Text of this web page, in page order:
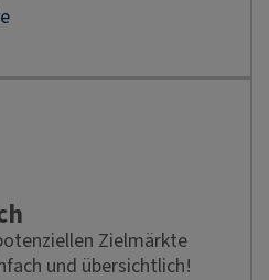
Zielmärkte
und übersichtlich!